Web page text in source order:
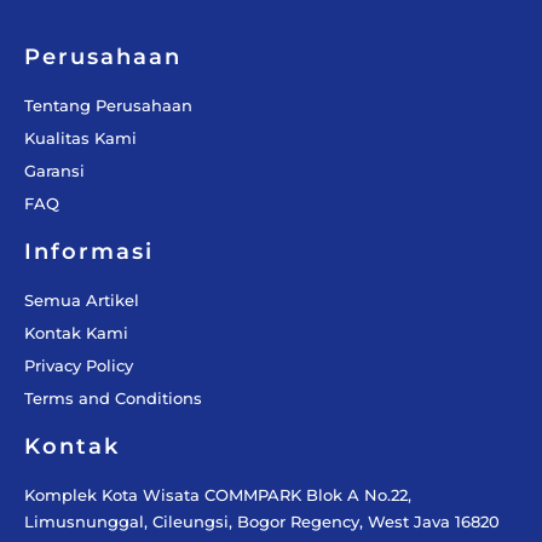
f
Perusahaan
Tentang Perusahaan
Kualitas Kami
Garansi
FAQ
Informasi
Semua Artikel
Kontak Kami
Privacy Policy
Terms and Conditions
Kontak
Komplek Kota Wisata COMMPARK Blok A No.22,
Limusnunggal, Cileungsi, Bogor Regency, West Java 16820